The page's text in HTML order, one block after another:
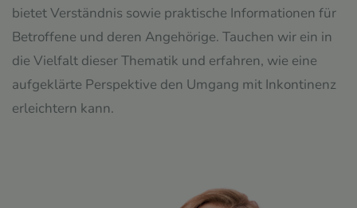
bietet Verständnis sowie praktische Informationen für
Betroffene und deren Angehörige. Tauchen wir ein in
die Vielfalt dieser Thematik und erfahren, wie eine
aufgeklärte Perspektive den Umgang mit Inkontinenz
erleichtern kann.